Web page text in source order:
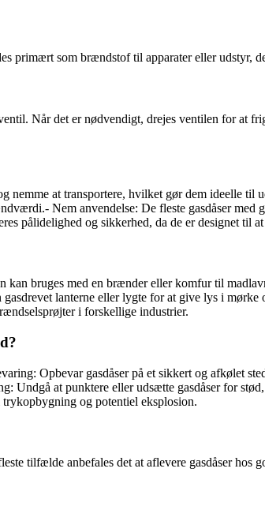
primært som brændstof til apparater eller
Når det er nødvendigt, drejes ventilen for at
at transportere, hvilket gør dem ideelle til
Nem anvendelse: De fleste gasdåser med
pålidelighed og sikkerhed, da de er designet til
bruges med en brænder eller komfur til
lanterne eller lygte for at give lys i
i forskellige industrier.
Opbevar gasdåser på et sikkert og afkølet
at punktere eller udsætte gasdåser for
og potentiel eksplosion.
tilfælde anbefales det at aflevere gasdåser hos